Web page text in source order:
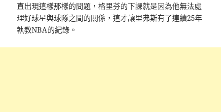
直出現這樣那樣的問題，格里芬的下課就是因為他無法處
理好球星與球隊之間的關係，這才讓里弗斯有了連續25年
執教NBA的紀錄。